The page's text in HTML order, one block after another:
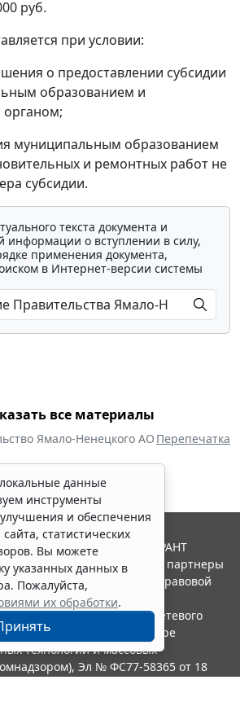
руб.
при условии:
о предоставлении субсидии
образованием и
муниципальным образованием
и ремонтных работ не
субсидии.
текста документа и
информации о вступлении в силу,
применения документа,
в Интернет-версии системы
все материалы
Ямало-Ненецкого АО Перепечатка
данные
инструменты
и обеспечения
статистических
Вы можете
указанных данных в
Пожалуйста,
их обработки.
СЕРВИС", 2026. Система ГАРАНТ
года. Компания "Гарант" и ее партнеры
Российской ассоциации правовой
в качестве сетевого
службой по надзору в сфере
технологий и массовых
Эл № ФС77-58365 от 18